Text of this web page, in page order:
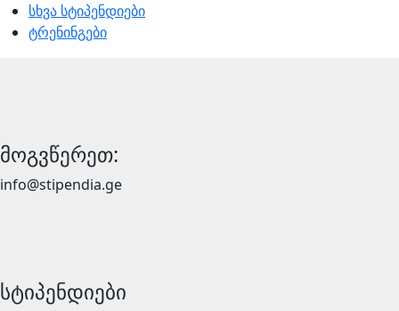
სხვა სტიპენდიები
ტრენინგები
მოგვწერეთ:
info@stipendia.ge
სტიპენდიები